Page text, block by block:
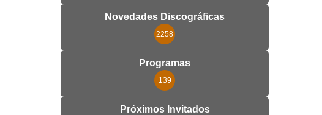
Novedades Discográficas
2258
Programas
139
Próximos Invitados